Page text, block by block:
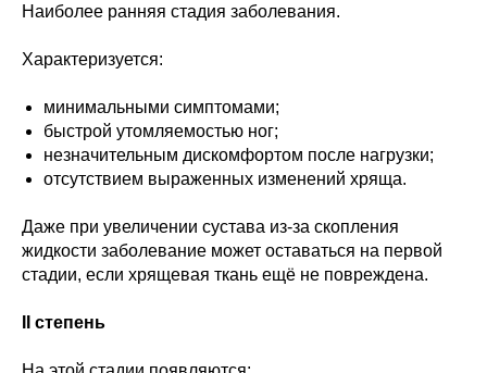
Наиболее ранняя стадия заболевания.
Характеризуется:
минимальными симптомами;
быстрой утомляемостью ног;
незначительным дискомфортом после нагрузки;
отсутствием выраженных изменений хряща.
Даже при увеличении сустава из-за скопления
жидкости заболевание может оставаться на первой
стадии, если хрящевая ткань ещё не повреждена.
II степень